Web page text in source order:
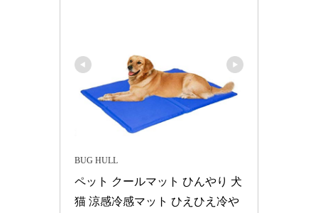
BUG HULL
ペット クールマット ひんやり 犬
猫 涼感冷感マット ひえひえ冷や